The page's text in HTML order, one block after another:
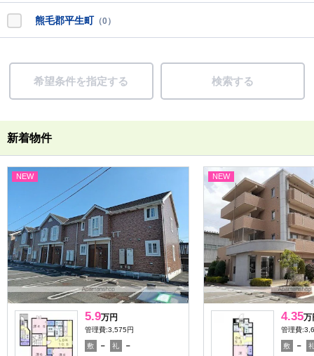
熊毛郡平生町 （0）
希望条件を指定する 検索する
新着物件
NEW
5.9万円
管理費:3,575円
敷 － 礼
－
NEW
4.35万
管理費
敷 －